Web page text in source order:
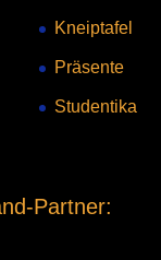
Kneiptafel
Präsente
Studentika
Partner: